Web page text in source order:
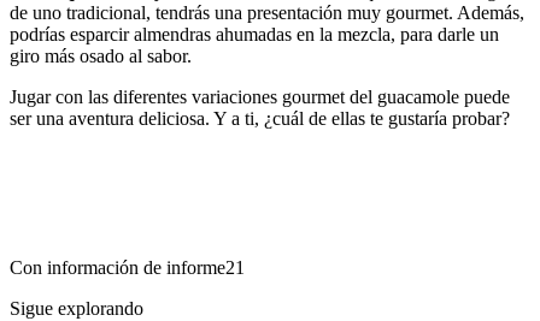
de uno tradicional, tendrás una presentación muy gourmet. Además,
podrías esparcir almendras ahumadas en la mezcla, para darle un
giro más osado al sabor.
Jugar con las diferentes variaciones gourmet del guacamole puede
ser una aventura deliciosa. Y a ti, ¿cuál de ellas te gustaría probar?
Con información de informe21
Sigue explorando